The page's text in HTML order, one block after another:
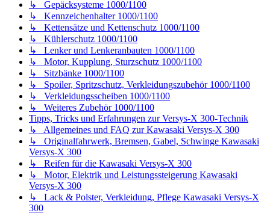
300
↳ Inspektionskosten Kawasaki Versys-X 300
↳ Probleme mit der Kawasaki Versys-X 300
↳ Zubehör zur Kawasaki Versys-X 300
Weitere Motorradthemen
↳ GPS und Navigation
↳ Navihalter, Ganganzeigen, Cockpitanbauteile 300 650
1000
↳ Spiegel 300, 650, 1000
↳ Koffer und Gepäck allgemein
↳ Werkzeugkiste
↳ Kettenpflege, Kettenschmiersysteme 300, 650, 1000
↳ Licht, Leuchten, Lampen
↳ Motorrad-Bekleidung
↳ Rechtliches zum Motorrad
↳ Schrauber-Latein
↳ Fremdfabrikate
Small Talk, Rund ums Forum